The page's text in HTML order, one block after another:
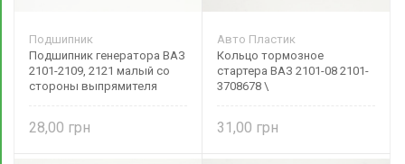
Подшипник
Подшипник генератора ВАЗ
2101-2109, 2121 малый со
стороны выпрямителя
28,00
Авто Пластик
Кольцо тормозное
стартера ВАЗ 2101-08 2101-
3708678 \
31,00